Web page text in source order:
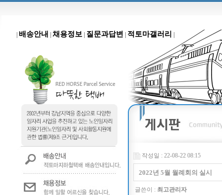
배송안내 채용정보 질문과답변 적토마갤러리
작성일 : 22-08-22 08:15
2022년 5월 월례회의 실시
글쓴이 : 최고관리자